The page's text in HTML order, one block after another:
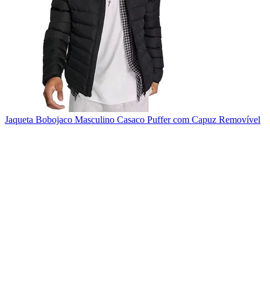
Jaqueta Bobojaco Masculino Casaco Puffer com Capuz Removível